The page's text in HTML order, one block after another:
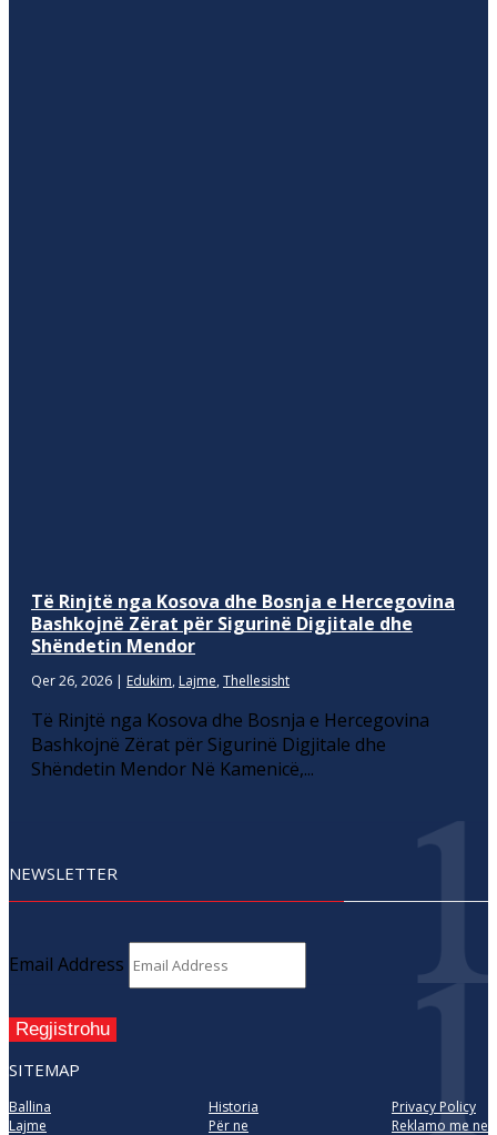
Të Rinjtë nga Kosova dhe Bosnja e Hercegovina
Bashkojnë Zërat për Sigurinë Digjitale dhe
Shëndetin Mendor
Qer 26, 2026 | Edukim, Lajme, Thellesisht
Të Rinjtë nga Kosova dhe Bosnja e Hercegovina
Bashkojnë Zërat për Sigurinë Digjitale dhe
Shëndetin Mendor Në Kamenicë,...
NEWSLETTER
Email Address
Regjistrohu
SITEMAP
Ballina
Lajme
Historia
Për ne
Privacy Policy
Reklamo me ne